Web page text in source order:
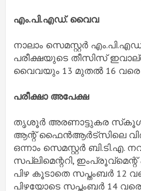
എം.പി.എഡ്. വൈവ
നാലാം സെമസ്റ്റര്‍
പരീക്ഷയുടെ തീസിസ്
വൈവയും 13 മുതല്‍ 16 വരെ
പരീക്ഷാ അപേക്ഷ
തൃശൂര്‍ അരണാട്ടുകര
ആന്റ് ഫൈന്‍ആര്‍ട്‌സിലെ
ഒന്നാം സെമസ്റ്റര്‍ ബി.ടി.എ.
സപ്ലിമെന്ററി,
പിഴ കൂടാതെ സപ്തംബര്‍ 12
പിഴയോടെ സപ്തംബര്‍ 14